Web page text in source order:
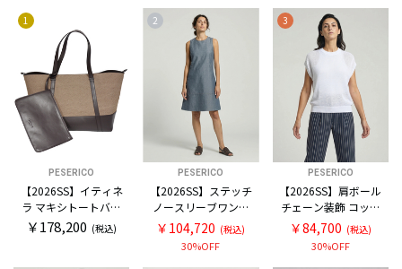
1
PESERICO
【2026SS】イティネ
ラ マキシトートバッ
グ
￥178,200 (税込)
2
PESERICO
【2026SS】ステッチ
ノースリーブワンピ
ース
￥104,720 (税込)
30%OFF
3
PESERICO
【2026SS】肩ボール
チェーン装飾 コット
ン フレンチスリーブ
ニット
￥84,700 (税込)
30%OFF